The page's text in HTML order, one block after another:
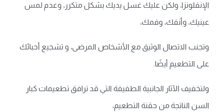
الإنفلونزا، ولكن عليك غسل يديك بشكل متكرر، وعدم لمس
عينيك، وأنفك، وفمك،
وتجنب الاتصال الوثيق مع الأشخاص المرضى، و تشجيع أحبائك
على التطعيم أيضًا.
ولتخفيف الآثار الجانبية الطفيفة التي قد ترافق تطعيمات كبار
السن الناتجة من حقنة التطعيم،